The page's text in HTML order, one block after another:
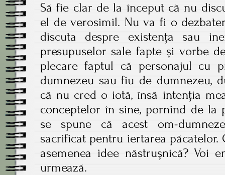
Să fie clar de la început că nu
el de verosimil. Nu va fi o
discuta despre existența sau
presupuselor sale fapte și vorbe
plecare faptul că personajul cu
dumnezeu sau fiu de dumnezeu,
că nu cred o iotă, însă intenția
conceptelor în sine, pornind de la
se spune că acest om-
sacrificat pentru iertarea
asemenea idee năstrușnică? Voi
urmează.